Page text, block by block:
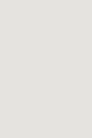
separado que
aseo de
Tanto desde el
dobles se abren